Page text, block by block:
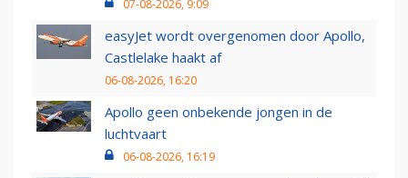
07-08-2026, 9:09
easyJet wordt overgenomen door Apollo,
Castlelake haakt af
06-08-2026, 16:20
Apollo geen onbekende jongen in de
luchtvaart
06-08-2026, 16:19